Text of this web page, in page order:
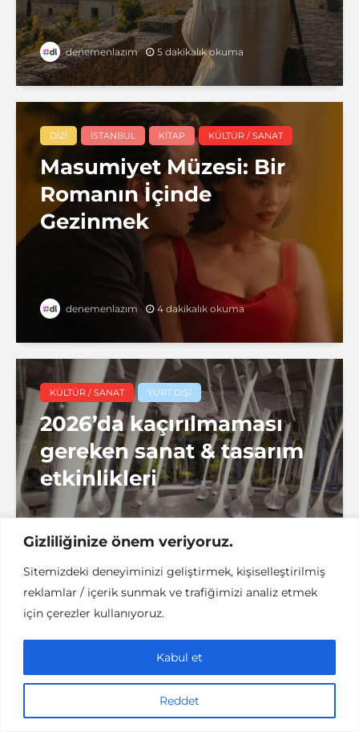
Gizliliğinize önem veriyoruz.
Sitemizdeki deneyiminizi geliştirmek, kişiselleştirilmiş
reklamlar / içerik sunmak ve trafiğimizi analiz etmek
için çerezler kullanıyoruz.
Reddet
Kabul et
denemenlazım 5 dakikalık okuma
DIZI İSTANBUL KITAP KÜLTÜR / SANAT
Masumiyet Müzesi: Bir
Romanın İçinde
Gezinmek
denemenlazım 4 dakikalık okuma
KÜLTÜR / SANAT YURT DIŞI
2026’da kaçırılmaması
gereken sanat & tasarım
etkinlikleri
denemenlazım 6 dakikalık okuma